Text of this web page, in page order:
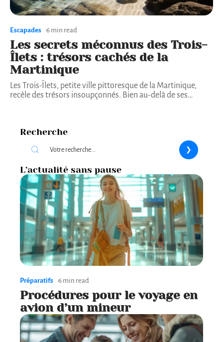
Escapades 6 min read
Les secrets méconnus des Trois-
Îlets : trésors cachés de la
Martinique
Les Trois-Îlets, petite ville pittoresque de la Martinique,
recèle des trésors insoupçonnés. Bien au-delà de ses…
Recherche
L’actualité sans pause
Préparatifs 6 min read
Procédures pour le voyage en
avion d’un mineur